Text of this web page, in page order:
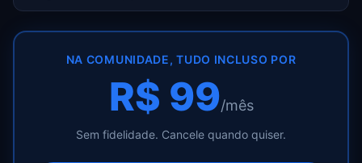
NA COMUNIDADE, TUDO INCLUSO POR
R$ 99/mês
Sem fidelidade. Cancele quando quiser.